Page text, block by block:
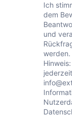
Ich
dem
und
werden.